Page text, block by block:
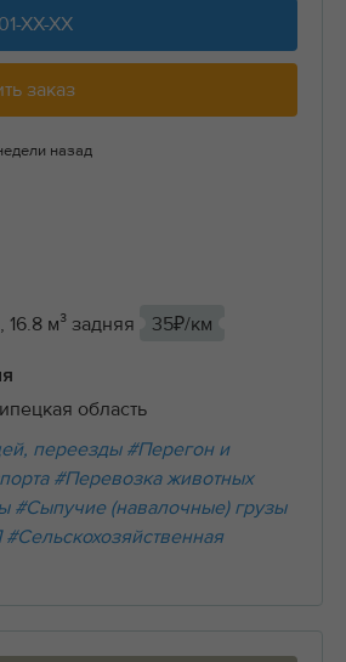
XX-XX
заказ
назад
16.8 м³ задняя 35₽/км
область
переезды #Перегон и
#Перевозка животных
#Сыпучие (навалочные) грузы
#Сельскохозяйственная